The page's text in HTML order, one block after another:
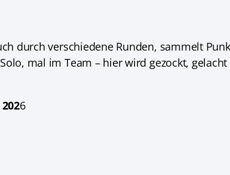
durch verschiedene Runden, sammelt
mal im Team – hier wird gezockt,
6